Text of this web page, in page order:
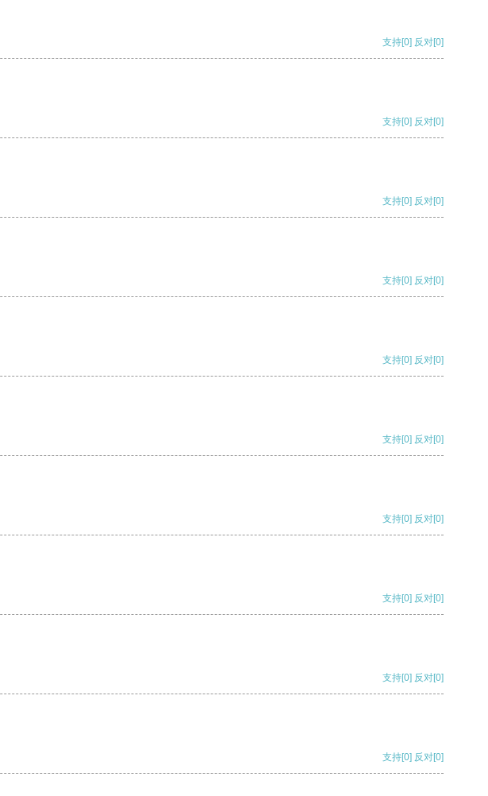
支持[0] 反对[0]
支持[0] 反对[0]
支持[0] 反对[0]
支持[0] 反对[0]
支持[0] 反对[0]
支持[0] 反对[0]
支持[0] 反对[0]
支持[0] 反对[0]
支持[0] 反对[0]
支持[0] 反对[0]